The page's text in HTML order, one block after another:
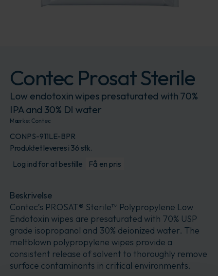
Contec Prosat Sterile
Low endotoxin wipes presaturated with 70%
IPA and 30% DI water
Mærke: Contec
CONPS-911LE-BPR
Produktet leveres i 36 stk.
Log ind for at bestille
Få en pris
Beskrivelse
Contec’s PROSAT® Sterile™ Polypropylene Low
Endotoxin wipes are presaturated with 70% USP
grade isopropanol and 30% deionized water. The
meltblown polypropylene wipes provide a
consistent release of solvent to thoroughly remove
surface contaminants in critical environments.